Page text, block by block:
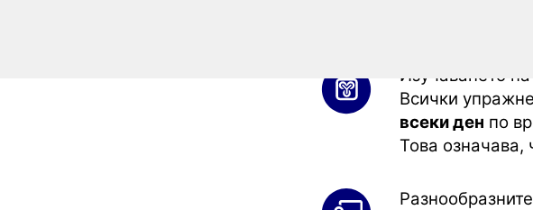
Изучаването
Всички
всеки ден по
Това означава,